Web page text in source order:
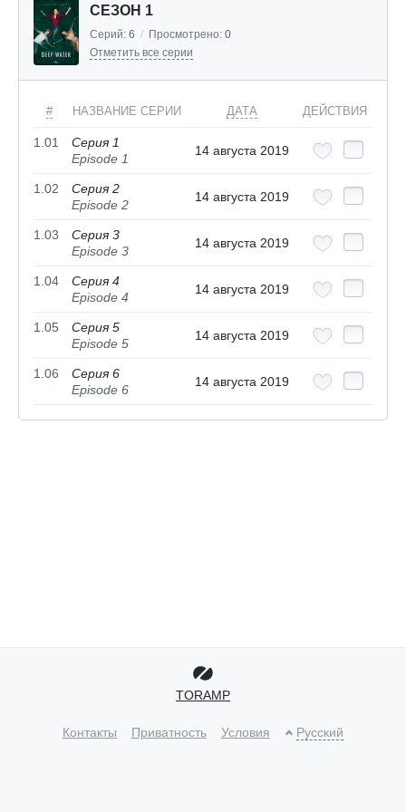
СЕЗОН 1
Серий: 6 / Просмотрено: 0
Отметить все серии
# НАЗВАНИЕ СЕРИИ ДАТА ДЕЙСТВИЯ
1.01
Серия 1
Episode 1
14 августа 2019
1.02
Серия 2
Episode 2
14 августа 2019
1.03
Серия 3
Episode 3
14 августа 2019
1.04
Серия 4
Episode 4
14 августа 2019
1.05
Серия 5
Episode 5
14 августа 2019
1.06
Серия 6
Episode 6
14 августа 2019
TORAMP
Контакты Приватность Условия Русский